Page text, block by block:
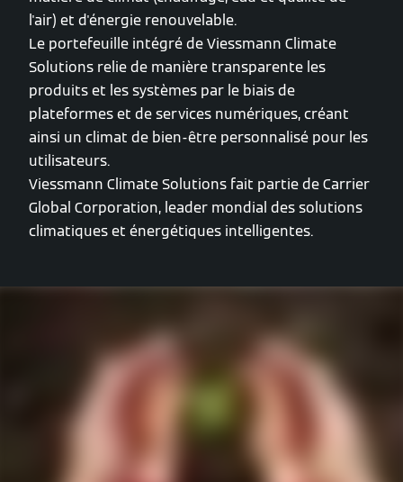
l'air) et d'énergie renouvelable.
Le portefeuille intégré de Viessmann Climate
Solutions relie de manière transparente les
produits et les systèmes par le biais de
plateformes et de services numériques, créant
ainsi un climat de bien-être personnalisé pour les
utilisateurs.
Viessmann Climate Solutions fait partie de Carrier
Global Corporation, leader mondial des solutions
climatiques et énergétiques intelligentes.